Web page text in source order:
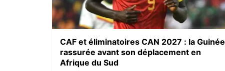
CAF et éliminatoires CAN 2027 : la Guinée
rassurée avant son déplacement en
Afrique du Sud